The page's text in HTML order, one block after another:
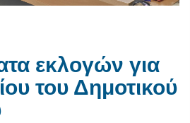
εκλογών για
του Δημοτικού